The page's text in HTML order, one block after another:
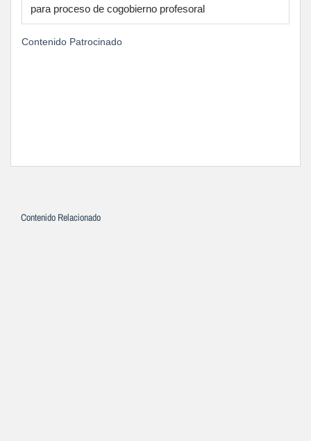
para proceso de cogobierno profesoral
Contenido Patrocinado
Contenido Relacionado